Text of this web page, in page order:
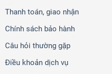
Thanh toán, giao nhận
Chính sách bảo hành
Câu hỏi thường gặp
Điều khoản dịch vụ